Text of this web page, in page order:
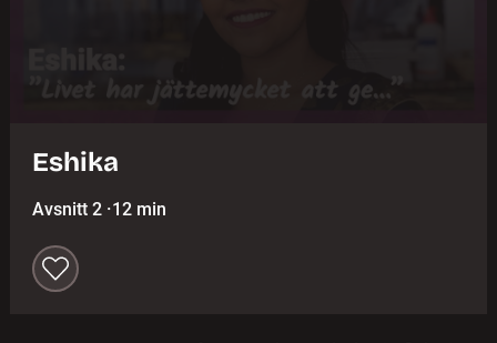
Eshika
Avsnitt 2 ·12 min